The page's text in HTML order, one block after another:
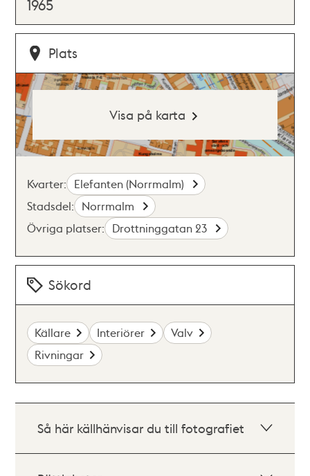
1965
Plats
Visa på karta
Kvarter: Elefanten (Norrmalm)
Stadsdel: Norrmalm
Övriga platser: Drottninggatan 23
Sökord
Källare Interiörer
Valv
Rivningar
Så här källhänvisar du till fotografiet